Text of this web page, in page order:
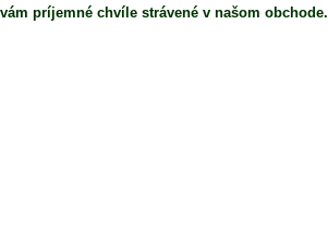
vám príjemné chvíle strávené v našom obchode.